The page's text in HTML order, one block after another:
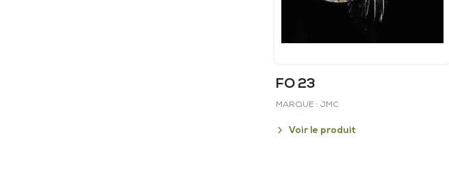
FO 23
MARQUE : JMC
Voir le produit